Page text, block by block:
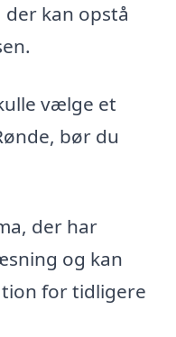
kan opstå
vælge et
bør du
der har
og kan
for tidligere